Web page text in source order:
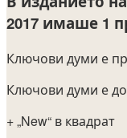
2017 имаше 1
Ключови думи е
Ключови думи е
+ „New“ в квадрат